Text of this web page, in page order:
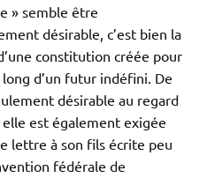
» semble être
désirable, c’est bien la
constitution créée pour
d’un futur indéfini. De
désirable au regard
elle est également exigée
lettre à son fils écrite peu
fédérale de